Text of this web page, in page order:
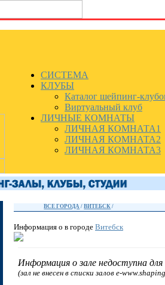
СИСТЕМА
КЛУБЫ
Каталог шейпинг-
Виртуальный клуб
ЛИЧНЫЕ КОМНАТЫ
ЛИЧНАЯ КОМНАТА1
ЛИЧНАЯ КОМНАТА2
ЛИЧНАЯ КОМНАТА3
ВСЕ ГОРОДА /ВИТЕБСК /
Информация о в городе Витебск
Информация о зале недоступна для
(зал не внесен в списки залов e-